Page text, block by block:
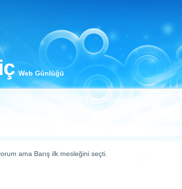
Web Günlüğü
ama Barış ilk mesleğini seçti.